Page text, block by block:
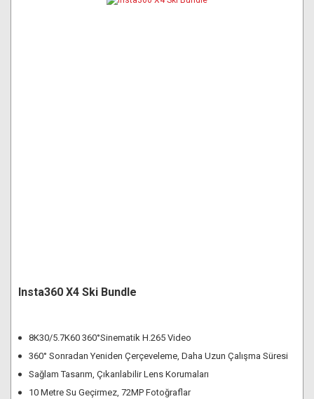
Insta360 X4 Ski Bundle
8K30/5.7K60 360°Sinematik H.265 Video
360° Sonradan Yeniden Çerçeveleme, Daha Uzun Çalışma Süresi
Sağlam Tasarım, Çıkarılabilir Lens Korumaları
10 Metre Su Geçirmez, 72MP Fotoğraflar